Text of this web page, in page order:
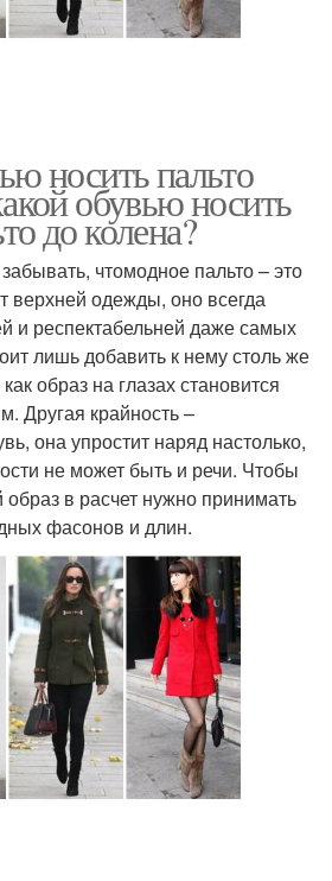
носить пальто
обувью носить
до колена?
чтомодное пальто – это
верхней одежды, оно всегда
и респектабельней даже самых
лишь добавить к нему столь же
образ на глазах становится
Другая крайность –
она упростит наряд настолько,
не может быть и речи. Чтобы
в расчет нужно принимать
фасонов и длин.